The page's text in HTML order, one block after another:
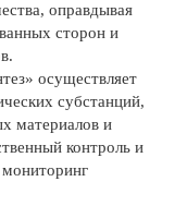
оправдывая
сторон и
осуществляет
субстанций,
материалов и
контроль и
мониторинг